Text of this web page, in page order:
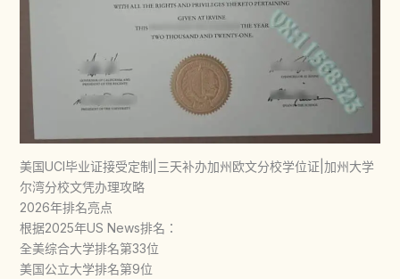
美国UCI毕业证接受定制|三天补办加州欧文分校学位证|加州大学
尔湾分校文凭办理攻略
2026年排名亮点
根据2025年US News排名：
全美综合大学排名第33位
美国公立大学排名第9位